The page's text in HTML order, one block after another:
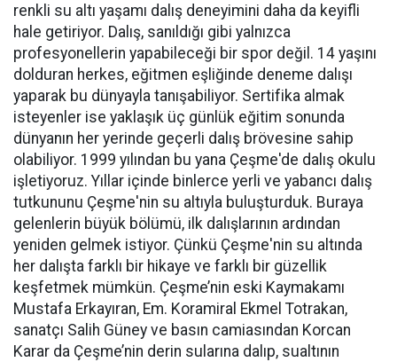
renkli su altı yaşamı dalış deneyimini daha da keyifli
hale getiriyor. Dalış, sanıldığı gibi yalnızca
profesyonellerin yapabileceği bir spor değil. 14 yaşını
dolduran herkes, eğitmen eşliğinde deneme dalışı
yaparak bu dünyayla tanışabiliyor. Sertifika almak
isteyenler ise yaklaşık üç günlük eğitim sonunda
dünyanın her yerinde geçerli dalış brövesine sahip
olabiliyor. 1999 yılından bu yana Çeşme'de dalış okulu
işletiyoruz. Yıllar içinde binlerce yerli ve yabancı dalış
tutkununu Çeşme'nin su altıyla buluşturduk. Buraya
gelenlerin büyük bölümü, ilk dalışlarının ardından
yeniden gelmek istiyor. Çünkü Çeşme'nin su altında
her dalışta farklı bir hikaye ve farklı bir güzellik
keşfetmek mümkün. Çeşme’nin eski Kaymakamı
Mustafa Erkayıran, Em. Koramiral Ekmel Totrakan,
sanatçı Salih Güney ve basın camiasından Korcan
Karar da Çeşme’nin derin sularına dalıp, sualtının